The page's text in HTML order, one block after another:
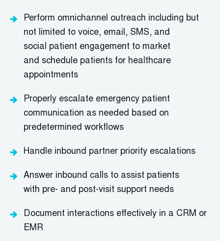
Perform omnichannel outreach including but
not limited to voice, email, SMS, and
social patient engagement to market
and schedule patients for healthcare
appointments
Properly escalate emergency patient
communication as needed based on
predetermined workflows
Handle inbound partner priority escalations
Answer inbound calls to assist patients
with pre- and post-visit support needs
Document interactions effectively in a CRM or
EMR